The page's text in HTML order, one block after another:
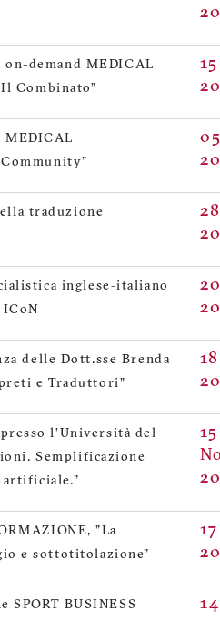
demand MEDICAL
Combinato"
traduzione
inglese-italiano
delle Dott.sse Brenda
e Traduttori"
l’Università del
Semplificazione
artificiale."
15
"La
e sottotitolazione"
BUSINESS